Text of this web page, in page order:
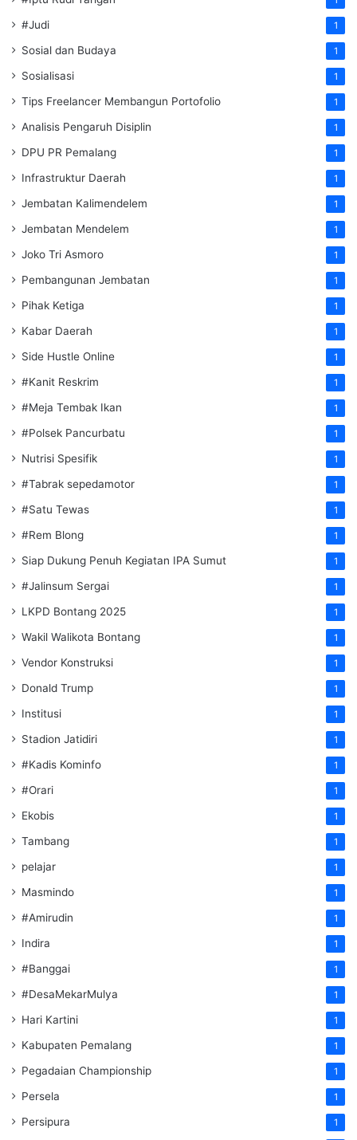
#Judi 1
Sosial dan Budaya 1
Sosialisasi 1
Tips Freelancer Membangun Portofolio 1
Analisis Pengaruh Disiplin 1
DPU PR Pemalang 1
Infrastruktur Daerah 1
Jembatan Kalimendelem 1
Jembatan Mendelem 1
Joko Tri Asmoro 1
Pembangunan Jembatan 1
Pihak Ketiga 1
Kabar Daerah 1
Side Hustle Online 1
#Kanit Reskrim 1
#Meja Tembak Ikan 1
#Polsek Pancurbatu 1
Nutrisi Spesifik 1
#Tabrak sepedamotor 1
#Satu Tewas 1
#Rem Blong 1
Siap Dukung Penuh Kegiatan IPA Sumut 1
#Jalinsum Sergai 1
LKPD Bontang 2025 1
Wakil Walikota Bontang 1
Vendor Konstruksi 1
Donald Trump 1
Institusi 1
Stadion Jatidiri 1
#Kadis Kominfo 1
#Orari 1
Ekobis 1
Tambang 1
pelajar 1
Masmindo 1
#Amirudin 1
Indira 1
#Banggai 1
#DesaMekarMulya 1
Hari Kartini 1
Kabupaten Pemalang 1
Pegadaian Championship 1
Persela 1
Persipura 1